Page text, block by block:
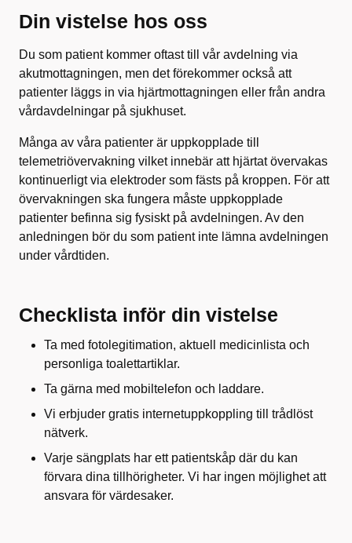
Din vistelse hos oss
Du som patient kommer oftast till vår avdelning via
akutmottagningen, men det förekommer också att
patienter läggs in via hjärtmottagningen eller från andra
vårdavdelningar på sjukhuset.
Många av våra patienter är uppkopplade till
telemetriövervakning vilket innebär att hjärtat övervakas
kontinuerligt via elektroder som fästs på kroppen. För att
övervakningen ska fungera måste uppkopplade
patienter befinna sig fysiskt på avdelningen. Av den
anledningen bör du som patient inte lämna avdelningen
under vårdtiden.
Checklista inför din vistelse
Ta med fotolegitimation, aktuell medicinlista och
personliga toalettartiklar.
Ta gärna med mobiltelefon och laddare.
Vi erbjuder gratis internetuppkoppling till trådlöst
nätverk.
Varje sängplats har ett patientskåp där du kan
förvara dina tillhörigheter. Vi har ingen möjlighet att
ansvara för värdesaker.